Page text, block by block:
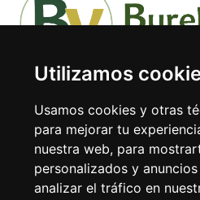
Utilizamos
Usamos cookies y otras
para mejorar tu
nuestra web, para
personalizados y
analizar el tráfico en
Avda. Doctor Rodríguez de la
(Burgos)